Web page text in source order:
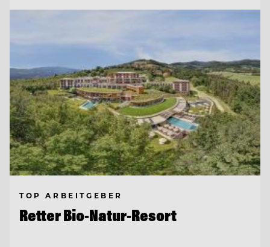
TOP ARBEITGEBER
Retter Bio-Natur-Resort